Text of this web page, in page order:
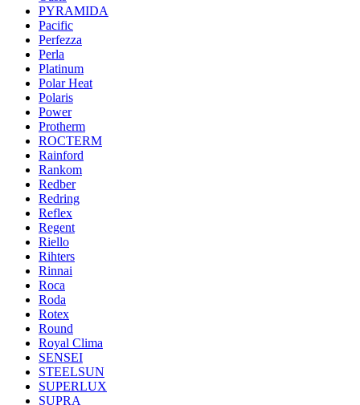
PYRAMIDA
Pacific
Perfezza
Perla
Platinum
Polar Heat
Polaris
Power
Protherm
ROCTERM
Rainford
Rankom
Redber
Redring
Reflex
Regent
Riello
Rihters
Rinnai
Roca
Roda
Rotex
Round
Royal Clima
SENSEI
STEELSUN
SUPERLUX
SUPRA